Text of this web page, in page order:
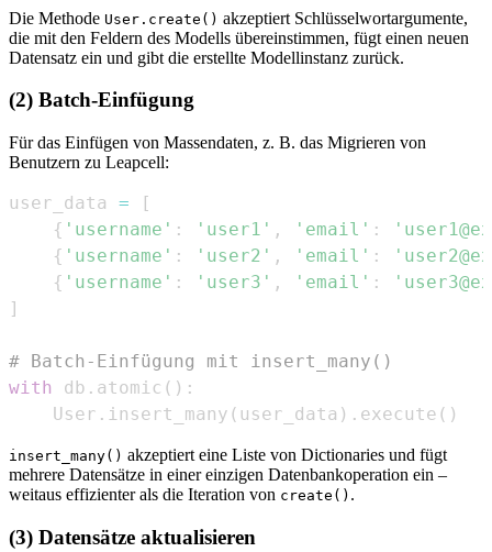
Die Methode User.create() akzeptiert Schlüsselwortargumente,
die mit den Feldern des Modells übereinstimmen, fügt einen neuen
Datensatz ein und gibt die erstellte Modellinstanz zurück.
(2) Batch-Einfügung
Für das Einfügen von Massendaten, z. B. das Migrieren von
Benutzern zu Leapcell:
user_data =
[
{ 'username' : 'user1' , 'email' :
{ 'username' : 'user2' , 'email' :
{ 'username' : 'user3' , 'email' :
]
# Batch-Einfügung mit insert_many()
with
db . atomic ( ) :
    User
. insert_many ( user_data ) . execute ( )
insert_many() akzeptiert eine Liste von Dictionaries und fügt
mehrere Datensätze in einer einzigen Datenbankoperation ein –
weitaus effizienter als die Iteration von create() .
(3) Datensätze aktualisieren